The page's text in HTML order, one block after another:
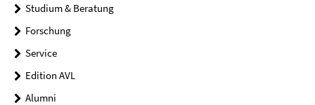
Studium & Beratung
Forschung
Service
Edition AVL
Alumni